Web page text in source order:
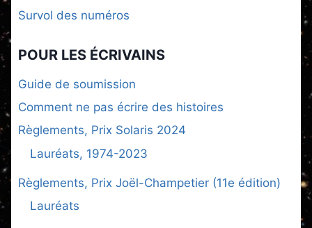
Survol des numéros
POUR LES ÉCRIVAINS
Guide de soumission
Comment ne pas écrire des histoires
Règlements, Prix Solaris 2024
Lauréats, 1974-2023
Règlements, Prix Joël-Champetier (11e édition)
Lauréats